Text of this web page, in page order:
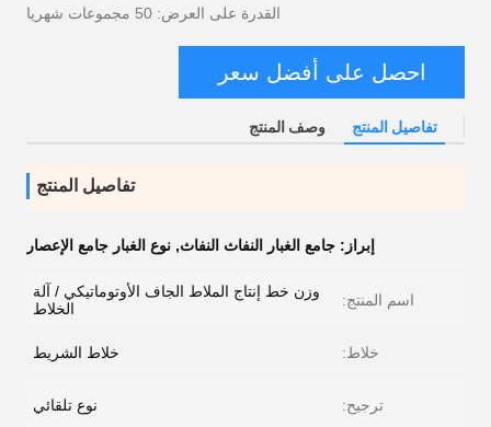
القدرة على العرض: 50 مجموعات شهريا
احصل على أفضل سعر
تفاصيل المنتج وصف المنتج
تفاصيل المنتج
إبراز: جامع الغبار النفاث النفاث, نوع الغبار جامع الإعصار
اسم المنتج:
وزن خط إنتاج الملاط الجاف الأوتوماتيكي / آلة
الخلاط
خلاط: خلاط الشريط
ترجيح: نوع تلقائي